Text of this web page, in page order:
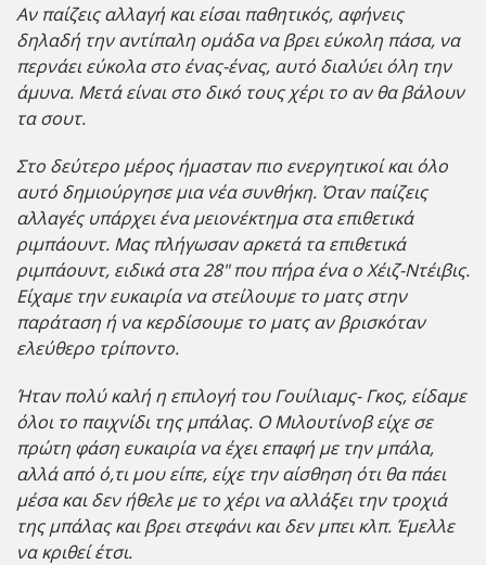
Αν παίζεις αλλαγή και είσαι παθητικός, αφήνεις
δηλαδή την αντίπαλη ομάδα να βρει εύκολη πάσα, να
περνάει εύκολα στο ένας-ένας, αυτό διαλύει όλη την
άμυνα. Μετά είναι στο δικό τους χέρι το αν θα βάλουν
τα σουτ.
Στο δεύτερο μέρος ήμασταν πιο ενεργητικοί και όλο
αυτό δημιούργησε μια νέα συνθήκη. Όταν παίζεις
αλλαγές υπάρχει ένα μειονέκτημα στα επιθετικά
ριμπάουντ. Μας πλήγωσαν αρκετά τα επιθετικά
ριμπάουντ, ειδικά στα 28" που πήρα ένα ο Χέιζ-Ντέιβις.
Είχαμε την ευκαιρία να στείλουμε το ματς στην
παράταση ή να κερδίσουμε το ματς αν βρισκόταν
ελεύθερο τρίποντο.
Ήταν πολύ καλή η επιλογή του Γουίλιαμς- Γκος, είδαμε
όλοι το παιχνίδι της μπάλας. Ο Μιλουτίνοβ είχε σε
πρώτη φάση ευκαιρία να έχει επαφή με την μπάλα,
αλλά από ό,τι μου είπε, είχε την αίσθηση ότι θα πάει
μέσα και δεν ήθελε με το χέρι να αλλάξει την τροχιά
της μπάλας και βρει στεφάνι και δεν μπει κλπ. Έμελλε
να κριθεί έτσι.